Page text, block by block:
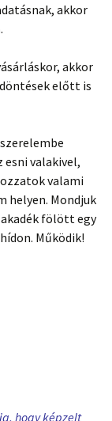
akkor
akkor
előtt is
esni valakivel,
valami
helyen. Mondjuk
fölött egy
Működik!
hogy képzelt